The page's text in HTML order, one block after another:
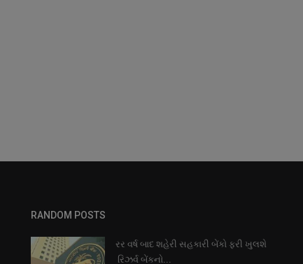
RANDOM POSTS
રર વર્ષ બાદ શહેરી સહકારી બેંકો ફરી ખુલશે
રિઝર્વ બેંકનો...